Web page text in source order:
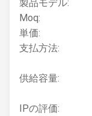
製品モデル:
Moq:
単価:
支払方法:
供給容量:
IPの評価: